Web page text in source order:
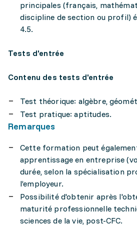
principales (français,
discipline de section ou profil)
4.5.
Tests d'entrée
Contenu des tests d'entrée
Test théorique: algèbre,
Test pratique: aptitudes.
Remarques
Cette formation peut
apprentissage en entreprise
durée, selon la spécialisation
l’employeur.
Possibilité d'obtenir après
maturité professionnelle
sciences de la vie, post-CFC.